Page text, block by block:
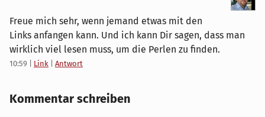
Freue mich sehr, wenn jemand etwas mit den
Links anfangen kann. Und ich kann Dir sagen, dass man
wirklich viel lesen muss, um die Perlen zu finden.
10:59 Link Antwort
Kommentar schreiben